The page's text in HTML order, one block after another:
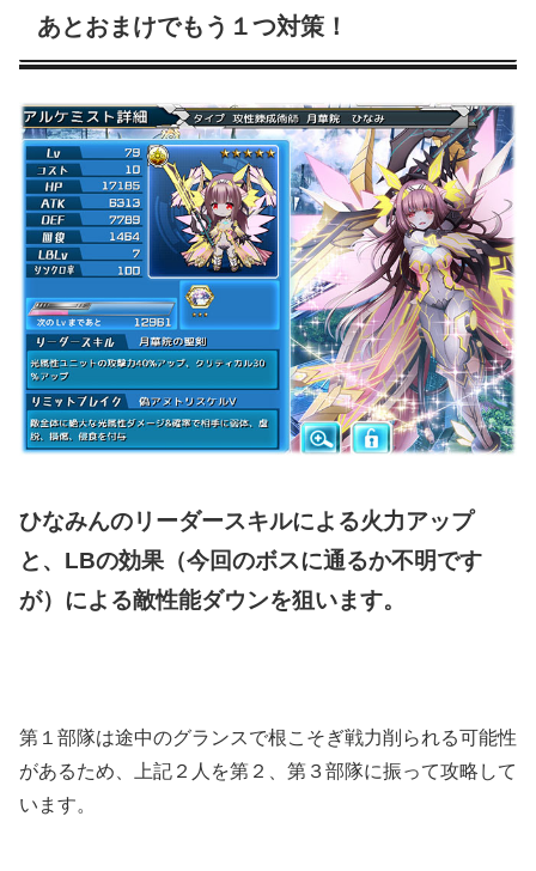
あとおまけでもう１つ対策！
ひなみんのリーダースキルによる火力アップ
と、LBの効果（今回のボスに通るか不明です
が）による敵性能ダウンを狙います。
第１部隊は途中のグランスで根こそぎ戦力削られる可能性
があるため、上記２人を第２、第３部隊に振って攻略して
います。